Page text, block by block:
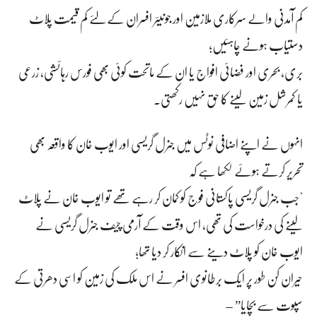
کم آمدنی والے سرکاری ملازمین اور جونیئر افسران کے لئے کم قیمت پلاٹ
دستیاب ہونے چاہئیں؛
بری، بحری اور فضائی افواج یا ان کے ماتحت کوئی بھی فورس رہائشی، زرعی
یا کمرشل زمین لینے کا حق نہیں رکھتی۔
انہوں نے اپنے اضافی نوٹس میں جنرل گریسی اور ایوب خان کا واقعہ بھی
تحریر کرتے ہوئے لکھا ہے کہ
"جب جنرل گریسی پاکستانی فوج کو کمان کر رہے تھے تو ایوب خان نے پلاٹ
لینے کی درخواست کی تھی، اس وقت کے آرمی چیف جنرل گریسی نے
ایوب خان کو پلاٹ دینے سے انکار کر دیا تھا؛
حیران کن طور پر ایک برطانوی افسر نے اس ملک کی زمین کو اسی دھرتی کے
سپوت سے بچایا” –